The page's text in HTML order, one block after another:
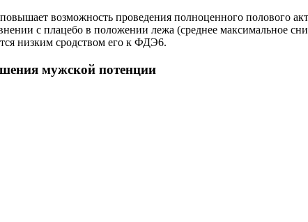
возможность проведения полноценного полового
с плацебо в положении лежа (среднее максимальное
низким сродством его к ФДЭ6.
мужской потенции